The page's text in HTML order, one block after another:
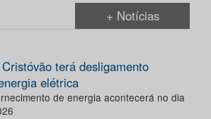
+ Notícias
terá desligamento
elétrica
de energia acontecerá no dia